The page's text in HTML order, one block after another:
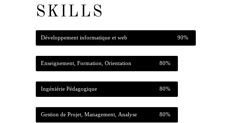
SKILLS
Développement informatique et web 90%
Enseignement, Formation, Orientation 80%
Ingéniérie Pédagogique 80%
Gestion de Projet, Management, Analyse 80%